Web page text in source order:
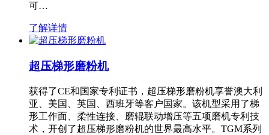
可…
了解详情
超压梯形磨粉机
获得了CE和国家专利证书，超压梯形磨粉机享誉澳大利
亚、美国、英国、西班牙等客户国家。该机型采用了梯
形工作面、柔性连接、磨辊联动增压等五项磨机专利技
术，开创了超压梯形磨粉机的世界最高水平。TGM系列